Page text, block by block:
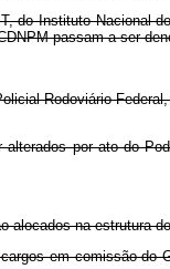
do Instituto Nacional
passam a ser
Rodoviário
por ato do
na estrutura
em comissão do